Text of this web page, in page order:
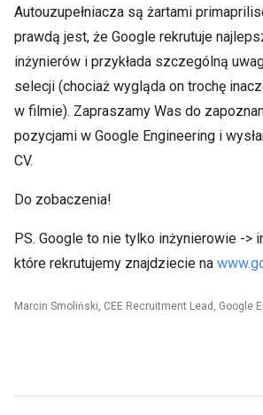
Autouzupełniacza są żartami
prawdą jest, że Google rekrutuje
inżynierów i przykłada szczególną
selecji (chociaż wygląda on trochę
w filmie). Zapraszamy Was do
pozycjami w Google Engineering i
CV.
Do zobaczenia!
PS. Google to nie tylko inżynierowie ->
które rekrutujemy znajdziecie na
Marcin Smoliński, CEE Recruitment Lead, Google